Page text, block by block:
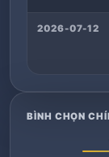
2026-07-12
BÌNH CHỌN